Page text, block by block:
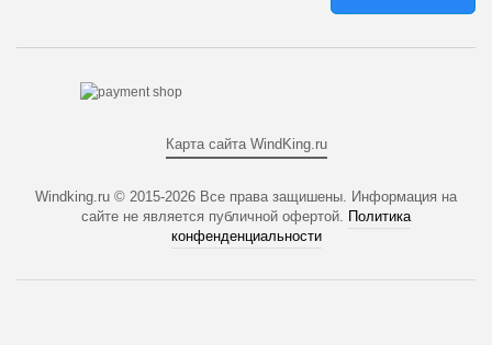
Windking.ru © 2015-2026 Все права защишены. Информация на
сайте не является публичной офертой. Политика
конфенденциальности
Карта сайта WindKing.ru